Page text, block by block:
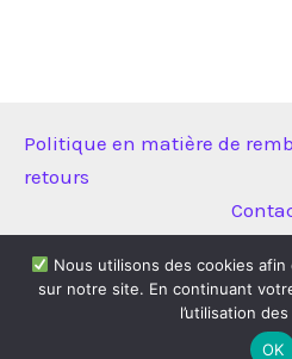
Politique en matière de
retours
Copyright © 2026 Technitool |
Astra
Nous utilisons des cookies afin
sur notre site. En continuant
l’utilisation
OK